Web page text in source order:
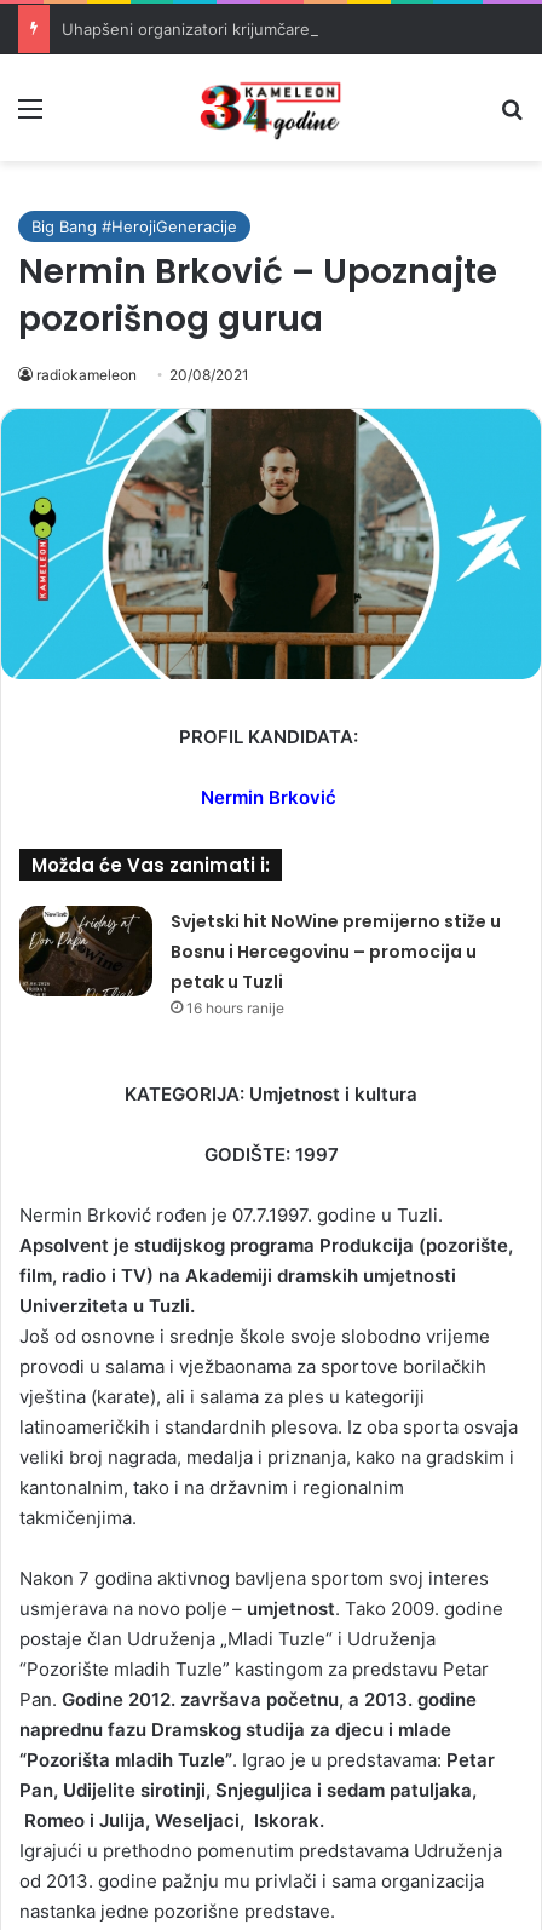
Big Bang #HerojiGeneracije
Nermin Brković – Upoznajte
pozorišnog gurua
radiokameleon 20/08/2021
PROFIL KANDIDATA:
Nermin Brković
Možda će Vas zanimati i:
Svjetski hit NoWine premijerno stiže u
Bosnu i Hercegovinu – promocija u
petak u Tuzli
16 hours ranije
KATEGORIJA: Umjetnost i kultura
GODIŠTE: 1997
Nermin Brković rođen je 07.7.1997. godine u Tuzli.
Apsolvent je studijskog programa Produkcija (pozorište,
film, radio i TV) na Akademiji dramskih umjetnosti
Univerziteta u Tuzli.
Još od osnovne i srednje škole svoje slobodno vrijeme
provodi u salama i vježbaonama za sportove borilačkih
vještina (karate), ali i salama za ples u kategoriji
latinoameričkih i standardnih plesova. Iz oba sporta osvaja
veliki broj nagrada, medalja i priznanja, kako na gradskim i
kantonalnim, tako i na državnim i regionalnim
takmičenjima.
Nakon 7 godina aktivnog bavljena sportom svoj interes
usmjerava na novo polje – umjetnost. Tako 2009. godine
postaje član Udruženja „Mladi Tuzle“ i Udruženja
“Pozorište mladih Tuzle” kastingom za predstavu Petar
Pan. Godine 2012. završava početnu, a 2013. godine
naprednu fazu Dramskog studija za djecu i mlade
“Pozorišta mladih Tuzle”. Igrao je u predstavama: Petar
Pan, Udijelite sirotinji, Snjeguljica i sedam patuljaka,
Romeo i Julija, Weseljaci, Iskorak.
Igrajući u prethodno pomenutim predstavama Udruženja
od 2013. godine pažnju mu privlači i sama organizacija
nastanka jedne pozorišne predstave.